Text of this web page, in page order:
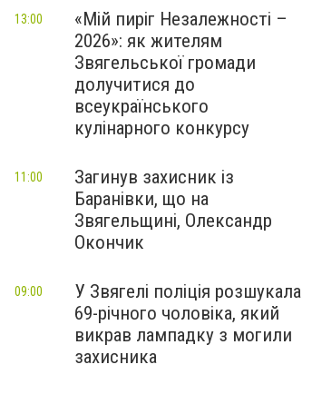
«Мій пиріг Незалежності –
2026»: як жителям
Звягельської громади
долучитися до
всеукраїнського
кулінарного конкурсу
13:00
Загинув захисник із
Баранівки, що на
Звягельщині, Олександр
Окончик
11:00
У Звягелі поліція розшукала
69-річного чоловіка, який
викрав лампадку з могили
захисника
09:00